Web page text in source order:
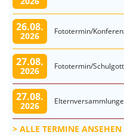
26.08.
2026 Fototermin/
27.08.
2026 Fototermin/
27.08.
2026
ALLE TERMINE ANSEHEN